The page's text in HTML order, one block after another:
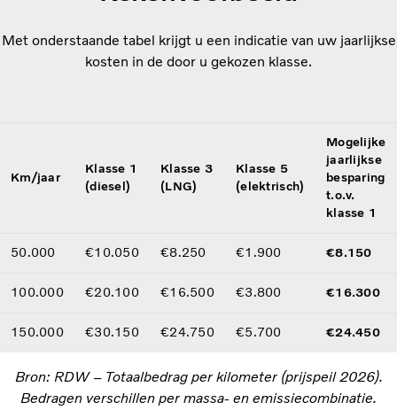
Met onderstaande tabel krijgt u een indicatie van uw jaarlijkse
kosten in de door u gekozen klasse.
Km/jaar
Klasse 1
(diesel)
Klasse 3
(LNG)
Klasse 5
(elektrisch)
Mogelijke
jaarlijkse
besparing
t.o.v.
klasse 1
50.000 €10.050 €8.250 €1.900 €8.150
100.000 €20.100 €16.500 €3.800 €16.300
150.000 €30.150 €24.750 €5.700 €24.450
Bron: RDW – Totaalbedrag per kilometer (prijspeil 2026).
Bedragen verschillen per massa‑ en emissiecombinatie.